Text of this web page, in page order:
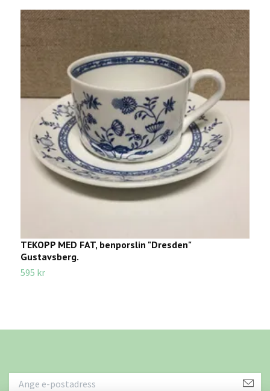
TEKOPP MED FAT, benporslin "Dresden"
Gustavsberg.
595 kr